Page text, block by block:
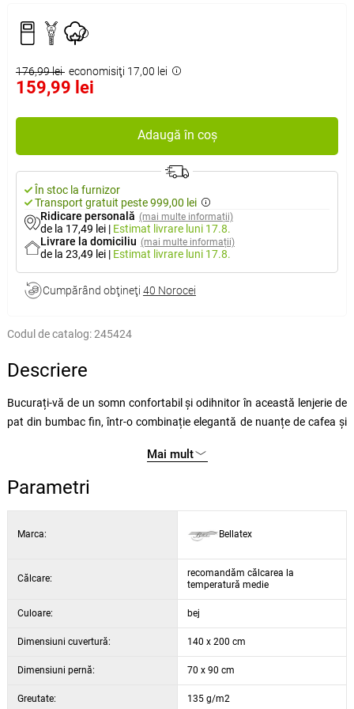
176,99 lei economisiţi 17,00 lei
159,99 lei
Adaugă în coș
În stoc la furnizor
Transport gratuit peste 999,00 lei
Ridicare personală (mai multe informații)
de la 17,49 lei | Estimat livrare luni 17.8.
Livrare la domiciliu (mai multe informații)
de la 23,49 lei | Estimat livrare luni 17.8.
Cumpărând obţineţi 40 Norocei
Codul de catalog:245424
Descriere
Bucurați-vă de un somn confortabil și odihnitor în această lenjerie de
pat din bumbac fin, într-o combinație elegantă de nuanțe de cafea și
florale, va aduce în dormitorul dumneavoastră armonie, confort și un
sentiment de puritate.
Bumbac natural
Material respirabil pentru un somn confortabil
Închidere practică cu fermoar
Fermoar de calitate cu cursor cu buton
Potrivit pentru călcare
Model natural elegant în nuanțe de bej și cafea
Caracteristici ale produsului
Mai mult
Parametri
Marca: Bellatex
Călcare:
recomandăm călcarea la
temperatură medie
Culoare: bej
Dimensiuni cuvertură: 140 x 200 cm
Dimensiuni pernă: 70 x 90 cm
Greutate: 135 g/m2